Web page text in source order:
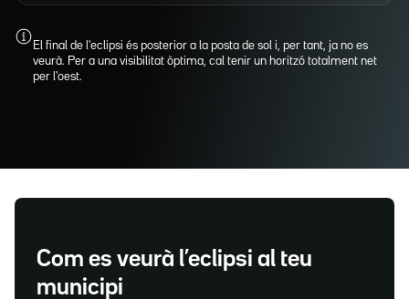
El final de l'eclipsi és posterior a la posta de sol i, per tant, ja no es
veurà. Per a una visibilitat òptima, cal tenir un horitzó totalment net
per l'oest.
Com es veurà l’eclipsi al teu
municipi